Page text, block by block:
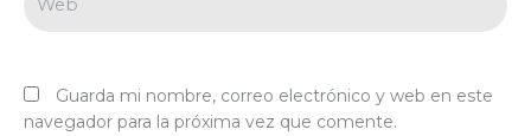
Guarda mi nombre, correo electrónico y web en este
navegador para la próxima vez que comente.